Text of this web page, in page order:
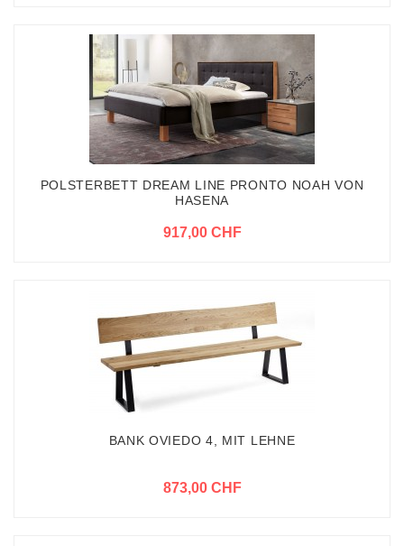
POLSTERBETT DREAM LINE PRONTO NOAH VON
HASENA
917,00 CHF
BANK OVIEDO 4, MIT LEHNE
873,00 CHF